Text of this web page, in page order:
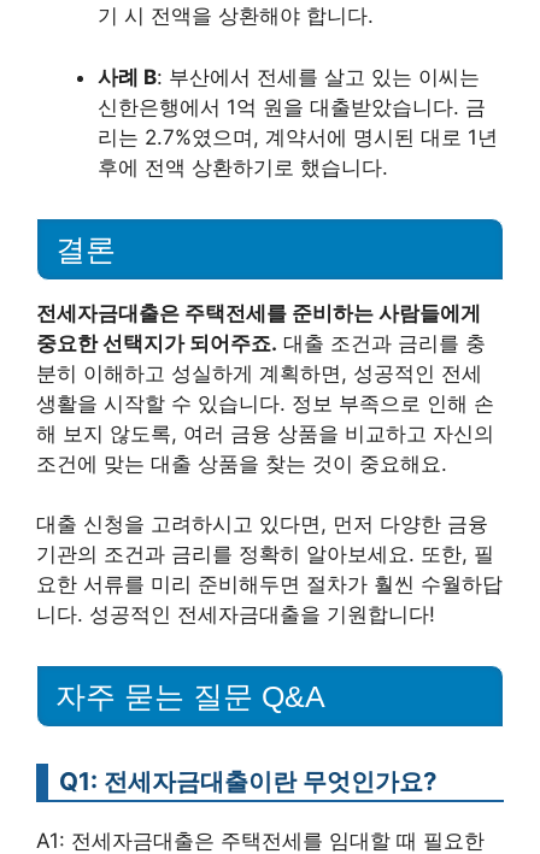
기 시 전액을 상환해야 합니다.
사례 B: 부산에서 전세를 살고 있는 이씨는
신한은행에서 1억 원을 대출받았습니다. 금
리는 2.7%였으며, 계약서에 명시된 대로 1년
후에 전액 상환하기로 했습니다.
결론
전세자금대출은 주택전세를 준비하는 사람들에게
중요한 선택지가 되어주죠. 대출 조건과 금리를 충
분히 이해하고 성실하게 계획하면, 성공적인 전세
생활을 시작할 수 있습니다. 정보 부족으로 인해 손
해 보지 않도록, 여러 금융 상품을 비교하고 자신의
조건에 맞는 대출 상품을 찾는 것이 중요해요.
대출 신청을 고려하시고 있다면, 먼저 다양한 금융
기관의 조건과 금리를 정확히 알아보세요. 또한, 필
요한 서류를 미리 준비해두면 절차가 훨씬 수월하답
니다. 성공적인 전세자금대출을 기원합니다!
자주 묻는 질문 Q&A
Q1: 전세자금대출이란 무엇인가요?
A1: 전세자금대출은 주택전세를 임대할 때 필요한